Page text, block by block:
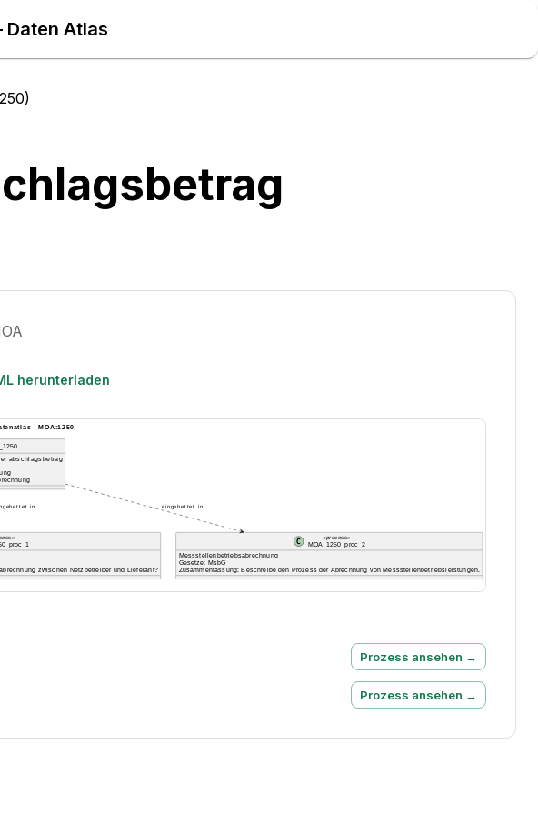
Daten Atlas
herunterladen
Prozess ansehen →
Prozess ansehen →